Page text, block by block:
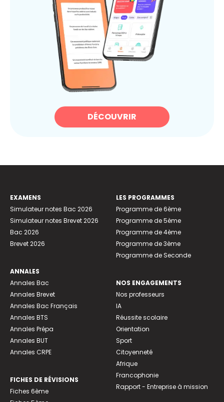
DÉCOUVRIR
EXAMENS
Simulateur notes Bac 2026
Simulateur notes Brevet 2026
Bac 2026
Brevet 2026
ANNALES
Annales Bac
Annales Brevet
Annales Bac Français
Annales BTS
Annales Prépa
Annales BUT
Annales CRPE
FICHES DE RÉVISIONS
Fiches 6ème
LES PROGRAMMES
Programme de 6ème
Programme de 5ème
Programme de 4ème
Programme de 3ème
Programme de Seconde
NOS ENGAGEMENTS
Nos professeurs
IA
Réussite scolaire
Orientation
Sport
Citoyenneté
Afrique
Francophonie
Rapport - Entreprise à mission